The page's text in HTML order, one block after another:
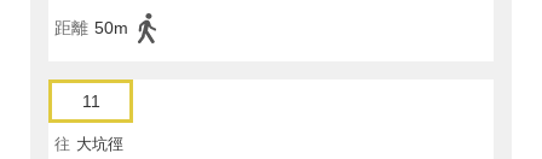
距離 50m
11
往 大坑徑